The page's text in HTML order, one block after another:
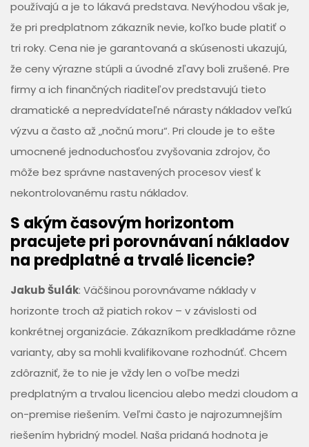
používajú a je to lákavá predstava. Nevýhodou však je,
že pri predplatnom zákazník nevie, koľko bude platiť o
tri roky. Cena nie je garantovaná a skúsenosti ukazujú,
že ceny výrazne stúpli a úvodné zľavy boli zrušené. Pre
firmy a ich finančných riaditeľov predstavujú tieto
dramatické a nepredvídateľné nárasty nákladov veľkú
výzvu a často až „nočnú moru“. Pri cloude je to ešte
umocnené jednoduchosťou zvyšovania zdrojov, čo
môže bez správne nastavených procesov viesť k
nekontrolovanému rastu nákladov.
S akým časovým horizontom
pracujete pri porovnávaní nákladov
na predplatné a trvalé licencie?
Jakub Šulák: Väčšinou porovnávame náklady v
horizonte troch až piatich rokov – v závislosti od
konkrétnej organizácie. Zákazníkom predkladáme rôzne
varianty, aby sa mohli kvalifikovane rozhodnúť. Chcem
zdôrazniť, že to nie je vždy len o voľbe medzi
predplatným a trvalou licenciou alebo medzi cloudom a
on-premise riešením. Veľmi často je najrozumnejším
riešením hybridný model. Naša pridaná hodnota je